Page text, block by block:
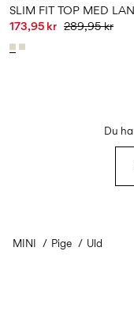
173,95 kr 289,95 kr
Du
MINI Pige Uld